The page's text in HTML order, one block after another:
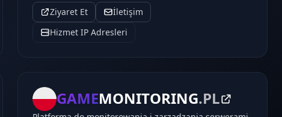
Ziyaret Et
İletişim
Hizmet IP Adresleri
GAMEMONITORING.PL